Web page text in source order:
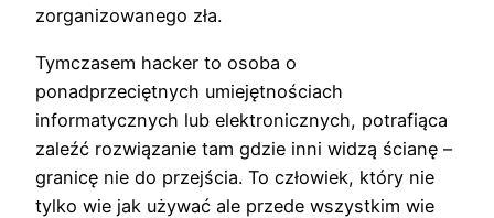
zorganizowanego zła.
Tymczasem hacker to osoba o
ponadprzeciętnych umiejętnościach
informatycznych lub elektronicznych, potrafiąca
zaleźć rozwiązanie tam gdzie inni widzą ścianę –
granicę nie do przejścia. To człowiek, który nie
tylko wie jak używać ale przede wszystkim wie